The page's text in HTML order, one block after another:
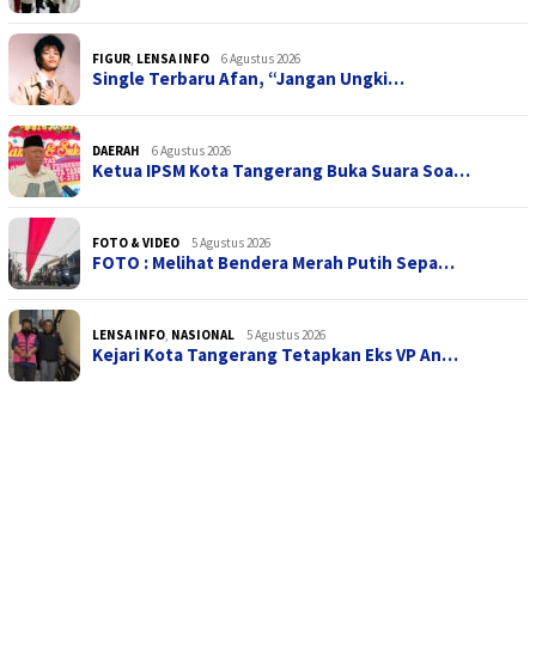
FIGUR, LENSA INFO 6 Agustus 2026
Single Terbaru Afan, “Jangan Ungki…
DAERAH 6 Agustus 2026
Ketua IPSM Kota Tangerang Buka Suara Soa…
FOTO & VIDEO 5 Agustus 2026
FOTO : Melihat Bendera Merah Putih Sepa…
LENSA INFO, NASIONAL 5 Agustus 2026
Kejari Kota Tangerang Tetapkan Eks VP An…